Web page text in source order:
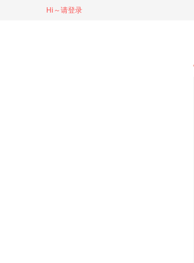
Hi～请登录